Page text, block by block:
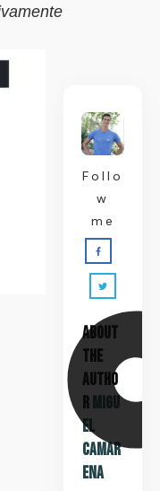
About
the
Autho
rMigu
el
Camar
ena
Follo
w
me